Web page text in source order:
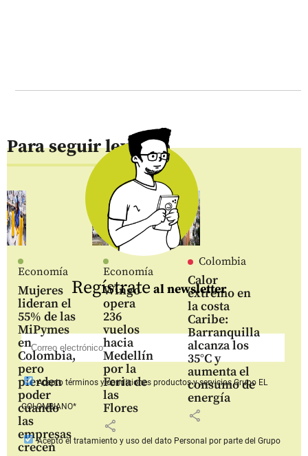
Para seguir leyendo
Economía
Mujeres
lideran el
55% de las
MiPymes
en
Colombia,
pero
pierden
poder
cuando
las
empresas
crecen
Economía
Wingo
opera
236
vuelos
hacia
Medellín
por la
Feria de
las
Flores
share
Colombia
Calor
extremo en
la costa
Caribe:
Barranquilla
alcanza los
35°C y
aumenta el
consumo de
energía
share
Regístrate al newsletter
Aceptotérminos y condiciones productos y serviciosGrupo EL
COLOMBIANO*
Aceptoel tratamiento y uso del dato Personal por parte del Grupo